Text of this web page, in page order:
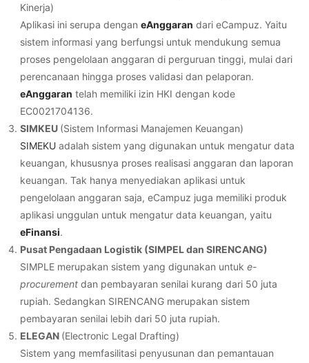
Kinerja)
Aplikasi ini serupa dengan eAnggaran dari eCampuz. Yaitu
sistem informasi yang berfungsi untuk mendukung semua
proses pengelolaan anggaran di perguruan tinggi, mulai dari
perencanaan hingga proses validasi dan pelaporan.
eAnggaran telah memiliki izin HKI dengan kode
EC0021704136.
SIMKEU (Sistem Informasi Manajemen Keuangan)
SIMEKU adalah sistem yang digunakan untuk mengatur data
keuangan, khususnya proses realisasi anggaran dan laporan
keuangan. Tak hanya menyediakan aplikasi untuk
pengelolaan anggaran saja, eCampuz juga memiliki produk
aplikasi unggulan untuk mengatur data keuangan, yaitu
eFinansi.
Pusat Pengadaan Logistik (SIMPEL dan SIRENCANG)
SIMPLE merupakan sistem yang digunakan untuk e-
procurement dan pembayaran senilai kurang dari 50 juta
rupiah. Sedangkan SIRENCANG merupakan sistem
pembayaran senilai lebih dari 50 juta rupiah.
ELEGAN (Electronic Legal Drafting)
Sistem yang memfasilitasi penyusunan dan pemantauan